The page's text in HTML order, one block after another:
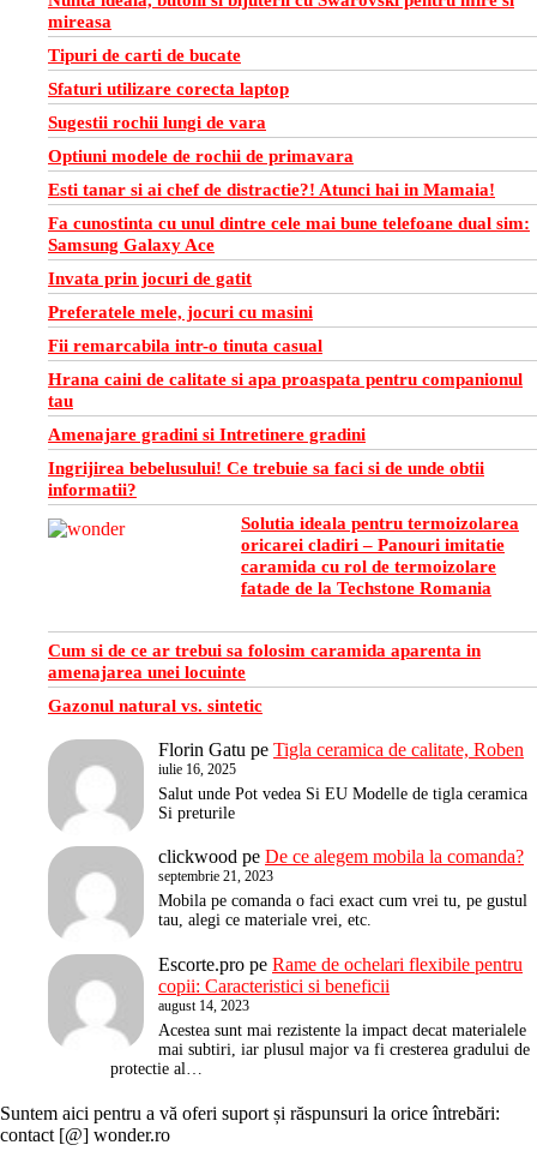
mireasa
Tipuri de carti de bucate
Sfaturi utilizare corecta laptop
Sugestii rochii lungi de vara
Optiuni modele de rochii de primavara
Esti tanar si ai chef de distractie?! Atunci hai in Mamaia!
Fa cunostinta cu unul dintre cele mai bune telefoane dual sim:
Samsung Galaxy Ace
Invata prin jocuri de gatit
Preferatele mele, jocuri cu masini
Fii remarcabila intr-o tinuta casual
Hrana caini de calitate si apa proaspata pentru companionul
tau
Amenajare gradini si Intretinere gradini
Ingrijirea bebelusului! Ce trebuie sa faci si de unde obtii
informatii?
Solutia ideala pentru termoizolarea
oricarei cladiri – Panouri imitatie
caramida cu rol de termoizolare
fatade de la Techstone Romania
Cum si de ce ar trebui sa folosim caramida aparenta in
amenajarea unei locuinte
Gazonul natural vs. sintetic
Florin Gatu pe Tigla ceramica de calitate, Roben
iulie 16, 2025
Salut unde Pot vedea Si EU Modelle de tigla ceramica
Si preturile
clickwood pe De ce alegem mobila la comanda?
septembrie 21, 2023
Mobila pe comanda o faci exact cum vrei tu, pe gustul
tau, alegi ce materiale vrei, etc.
Escorte.pro pe Rame de ochelari flexibile pentru
copii: Caracteristici si beneficii
august 14, 2023
Acestea sunt mai rezistente la impact decat materialele
mai subtiri, iar plusul major va fi cresterea gradului de
protectie al…
Suntem aici pentru a vă oferi suport și răspunsuri la orice întrebări:
contact [@] wonder.ro